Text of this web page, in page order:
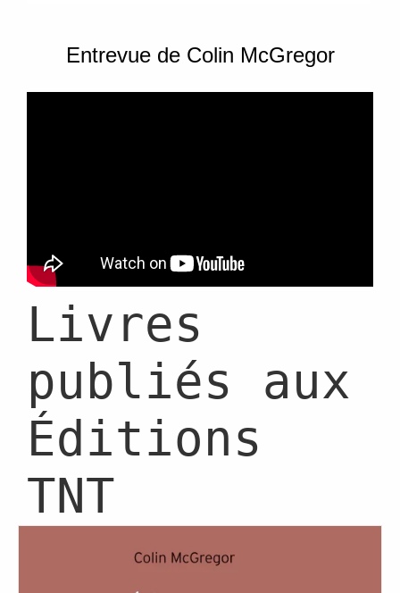
Entrevue de Colin McGregor
Livres
publiés aux
Éditions
TNT